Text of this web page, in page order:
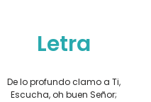
Letra
De lo profundo clamo a Ti,
Escucha, oh buen Señor;